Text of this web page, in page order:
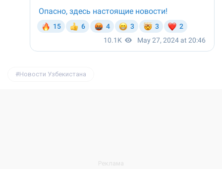
Новости Узбекистана